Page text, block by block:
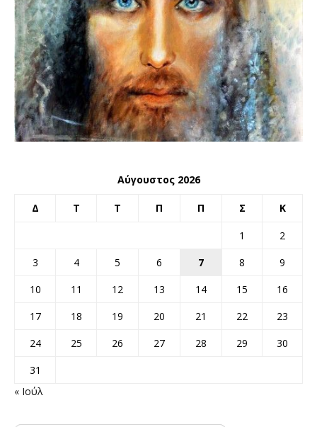
Αύγουστος 2026
Δ Τ Τ Π Π Σ Κ
1
2
3
4 5 6 7 8
9
10
11 12 13 14 15
16
17
18 19 20 21 22
23
24
25 26 27 28 29
30
31
« Ιούλ